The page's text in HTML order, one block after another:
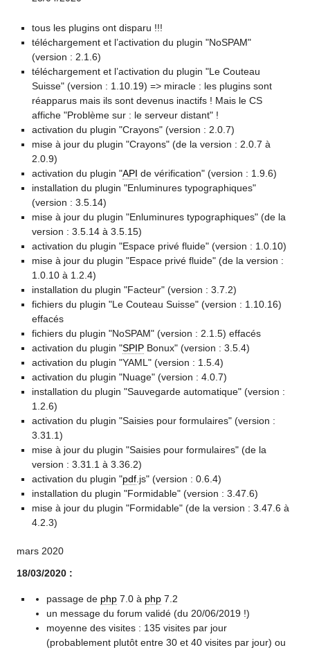
tous les plugins ont disparu !!!
téléchargement et l’activation du plugin "NoSPAM"
(version : 2.1.6)
téléchargement et l’activation du plugin "Le Couteau
Suisse" (version : 1.10.19) => miracle : les plugins sont
réapparus mais ils sont devenus inactifs ! Mais le CS
affiche "Problème sur : le serveur distant" !
activation du plugin "Crayons" (version : 2.0.7)
mise à jour du plugin "Crayons" (de la version : 2.0.7 à
2.0.9)
activation du plugin "API de vérification" (version : 1.9.6)
installation du plugin "Enluminures typographiques"
(version : 3.5.14)
mise à jour du plugin "Enluminures typographiques" (de la
version : 3.5.14 à 3.5.15)
activation du plugin "Espace privé fluide" (version : 1.0.10)
mise à jour du plugin "Espace privé fluide" (de la version :
1.0.10 à 1.2.4)
installation du plugin "Facteur" (version : 3.7.2)
fichiers du plugin "Le Couteau Suisse" (version : 1.10.16)
effacés
fichiers du plugin "NoSPAM" (version : 2.1.5) effacés
activation du plugin "SPIPBonux" (version : 3.5.4)
activation du plugin "YAML" (version : 1.5.4)
activation du plugin "Nuage" (version : 4.0.7)
installation du plugin "Sauvegarde automatique" (version :
1.2.6)
activation du plugin "Saisies pour formulaires" (version :
3.31.1)
mise à jour du plugin "Saisies pour formulaires" (de la
version : 3.31.1 à 3.36.2)
activation du plugin "pdf.js" (version : 0.6.4)
installation du plugin "Formidable" (version : 3.47.6)
mise à jour du plugin "Formidable" (de la version : 3.47.6 à
4.2.3)
mars 2020
18/03/2020 :
passage de php 7.0 à php 7.2
un message du forum validé (du 20/06/2019 !)
moyenne des visites : 135 visites par jour
(probablement plutôt entre 30 et 40 visites par jour) ou